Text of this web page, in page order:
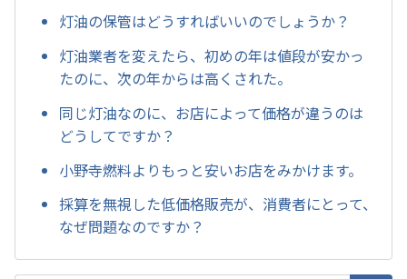
灯油の保管はどうすればいいのでしょうか？
灯油業者を変えたら、初めの年は値段が安かっ
たのに、次の年からは高くされた。
同じ灯油なのに、お店によって価格が違うのは
どうしてですか？
小野寺燃料よりもっと安いお店をみかけます。
採算を無視した低価格販売が、消費者にとって、
なぜ問題なのですか？